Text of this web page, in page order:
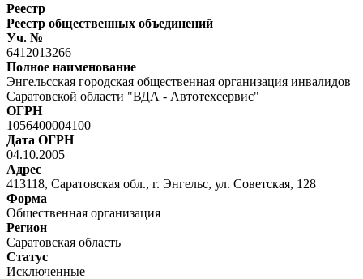
Реестр
Реестр общественных объединений
Уч. №
6412013266
Полное наименование
Энгельсская городская общественная организация инвалидов
Саратовской области "ВДА - Автотехсервис"
ОГРН
1056400004100
Дата ОГРН
04.10.2005
Адрес
413118, Саратовская обл., г. Энгельс, ул. Советская, 128
Форма
Общественная организация
Регион
Саратовская область
Статус
Исключенные